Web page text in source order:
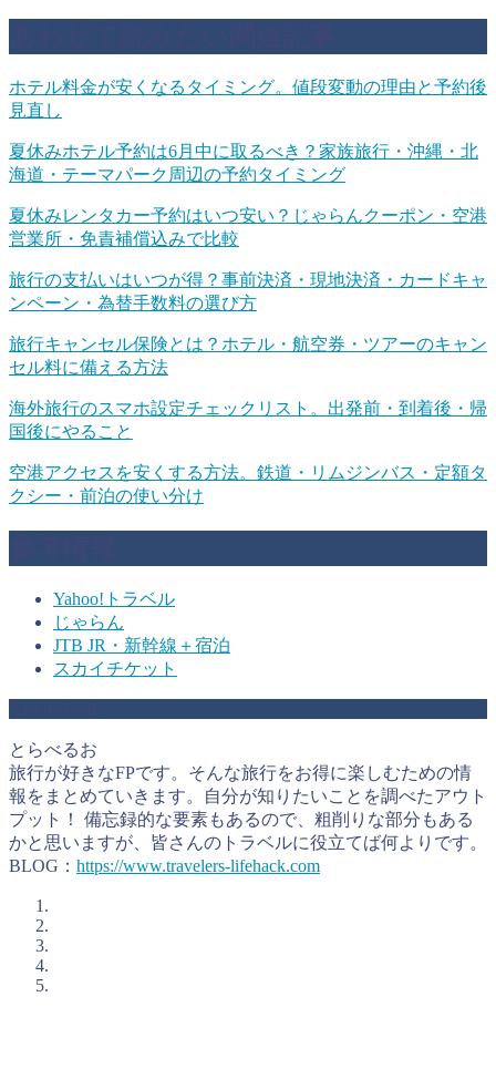
ホテル料金が安くなるタイミング。値段変動の理由と予約後
見直し
夏休みホテル予約は6月中に取るべき？家族旅行・沖縄・北
海道・テーマパーク周辺の予約タイミング
夏休みレンタカー予約はいつ安い？じゃらんクーポン・空港
営業所・免責補償込みで比較
旅行の支払いはいつが得？事前決済・現地決済・カードキャ
ンペーン・為替手数料の選び方
旅行キャンセル保険とは？ホテル・航空券・ツアーのキャン
セル料に備える方法
海外旅行のスマホ設定チェックリスト。出発前・到着後・帰
国後にやること
空港アクセスを安くする方法。鉄道・リムジンバス・定額タ
クシー・前泊の使い分け
Yahoo!トラベル
じゃらん
JTB JR・新幹線＋宿泊
スカイチケット
とらべるお
旅行が好きなFPです。そんな旅行をお得に楽しむための情
報をまとめていきます。自分が知りたいことを調べたアウト
プット！ 備忘録的な要素もあるので、粗削りな部分もある
かと思いますが、皆さんのトラベルに役立てば何よりです。
BLOG： https://www.travelers-lifehack.com